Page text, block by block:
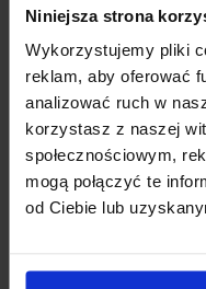
Niniejsza strona
Wykorzystujemy pliki
reklam, aby oferować
analizować ruch w
korzystasz z naszej
społecznościowym,
mogą połączyć te
od Ciebie lub
Terytorialnego
Przed rozpoczęciem
wręczenia "Odznak
terytorialnego". Tym
biur organizacji
administracji
zaangażowani w prace
kryzysów związanych
Z Biura Związku Miast